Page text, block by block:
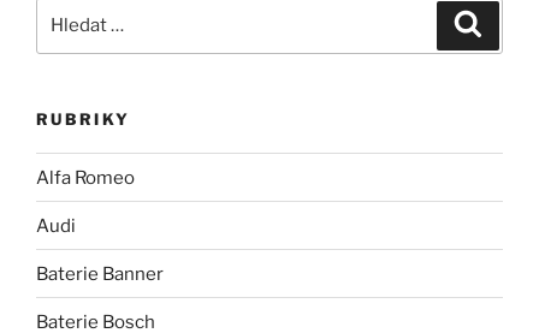
RUBRIKY
Alfa Romeo
Audi
Baterie Banner
Baterie Bosch